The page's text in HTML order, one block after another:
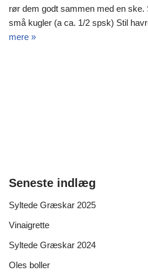
rør dem godt sammen med en ske.
små kugler (a ca. 1/2 spsk) Stil
mere »
Seneste indlæg
Syltede Græskar 2025
Vinaigrette
Syltede Græskar 2024
Oles boller